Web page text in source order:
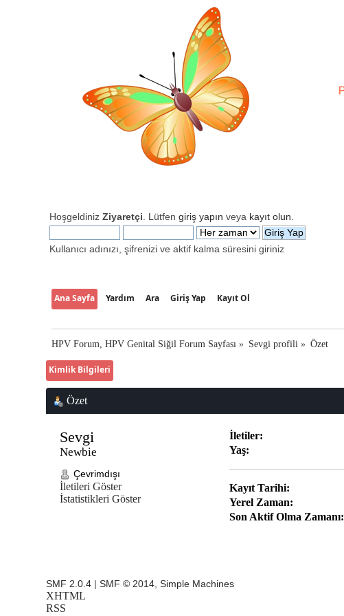
HoşgeldinizZiyaretçi . Lütfengiriş yapın veya kayıt olun
Kullanıcı adınızı, şifrenizi ve aktif kalma süresini giriniz
Ana Sayfa Yardım Ara Giriş Yap Kayıt Ol
HPV Forum, HPV Genital Siğil Forum Sayfası » Sevgi profili » Özet
Kimlik Bilgileri
Özet
Sevgi
Newbie
Çevrimdışı
İletileri Göster
İstatistikleri Göster
İletiler:
Yaş:
Kayıt Tarihi:
Yerel Zaman:
Son Aktif Olma Zamanı:
SMF 2.0.4 |SMF © 2014 ,Simple Machines
XHTML
RSS